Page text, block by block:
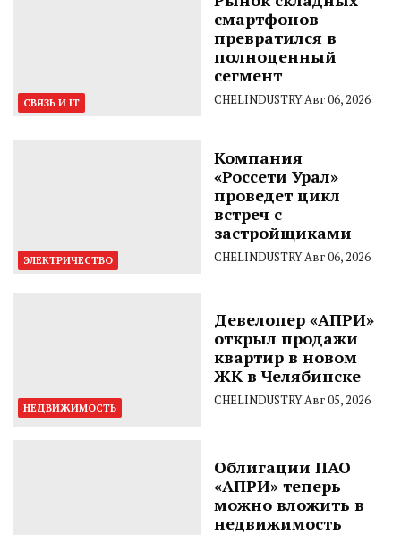
СВЯЗЬ И IT
смартфонов
превратился в
полноценный
сегмент
CHELINDUSTRYАвг 06, 2026
ЭЛЕКТРИЧЕСТВО
Компания
«Россети Урал»
проведет цикл
встреч с
застройщиками
CHELINDUSTRYАвг 06, 2026
НЕДВИЖИМОСТЬ
Девелопер «АПРИ»
открыл продажи
квартир в новом
ЖК в Челябинске
CHELINDUSTRYАвг 05, 2026
Облигации ПАО
«АПРИ» теперь
можно вложить в
недвижимость